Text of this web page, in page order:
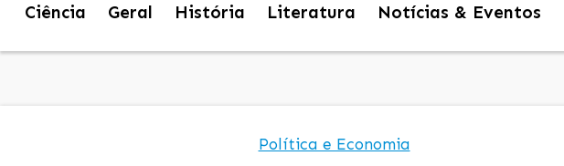
Ciência Geral História Literatura Notícias & Eventos
Política e Economia